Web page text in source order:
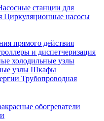
станции для
Циркуляционные насосы
прямого действия
и диспетчеризация
холодильные узлы
узлы Шкафы
Трубопроводная
обогреватели